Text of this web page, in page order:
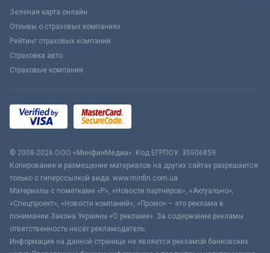
Зеленая карта онлайн
Отзывы о страховых компаниях
Рейтинг страховых компаний
Страховка авто
Страховые компании
© 2008-2026 ООО «МинфинМедиа». Код ЕГРПОУ: 35506859
Копирование и размещение материалов на других сайтах разрешается
только с гиперссылкой вида: www.minfin.com.ua
Материалы с пометками «Р», «Новости партнёров», «Актуально»,
«Спецпроект», «Новости компаний», «Промо» – это реклама в
понимании Закона Украины «О рекламе». За содержание рекламы
ответственность несёт рекламодатель.
Информация на данной странице не является рекламой банковских